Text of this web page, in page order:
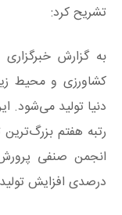
تشریح کرد:
به گزارش
رتبه هفتم بزرگ‌ترین
درصدی افزایش